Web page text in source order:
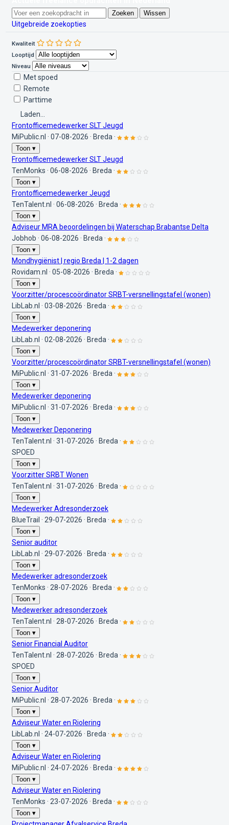
Zoeken Wissen
Uitgebreide zoekopties
Kwaliteit
Looptijd
Niveau
Met spoed
Remote
Parttime
Laden...
Frontofficemedewerker SLT Jeugd
MiPublic.nl · 07-08-2026 · Breda ·
Toon ▾
Frontofficemedewerker SLT Jeugd
TenMonks · 06-08-2026 · Breda ·
Toon ▾
Frontofficemedewerker Jeugd
TenTalent.nl · 06-08-2026 · Breda ·
Toon ▾
Adviseur MRA beoordelingen bij Waterschap Brabantse Delta
Jobhob · 06-08-2026 · Breda ·
Toon ▾
Mondhygiënist | regio Breda | 1-2 dagen
Rovidam.nl · 05-08-2026 · Breda ·
Toon ▾
Voorzitter/procescoördinator SRBT-versnellingstafel (wonen)
LibLab.nl · 03-08-2026 · Breda ·
Toon ▾
Medewerker deponering
LibLab.nl · 02-08-2026 · Breda ·
Toon ▾
Voorzitter/procescoördinator SRBT-versnellingstafel (wonen)
MiPublic.nl · 31-07-2026 · Breda ·
Toon ▾
Medewerker deponering
MiPublic.nl · 31-07-2026 · Breda ·
Toon ▾
Medewerker Deponering
TenTalent.nl · 31-07-2026 · Breda ·
SPOED
Toon ▾
Voorzitter SRBT Wonen
TenTalent.nl · 31-07-2026 · Breda ·
Toon ▾
Medewerker Adresonderzoek
BlueTrail · 29-07-2026 · Breda ·
Toon ▾
Senior auditor
LibLab.nl · 29-07-2026 · Breda ·
Toon ▾
Medewerker adresonderzoek
TenMonks · 28-07-2026 · Breda ·
Toon ▾
Medewerker adresonderzoek
TenTalent.nl · 28-07-2026 · Breda ·
Toon ▾
Senior Financial Auditor
TenTalent.nl · 28-07-2026 · Breda ·
SPOED
Toon ▾
Senior Auditor
MiPublic.nl · 28-07-2026 · Breda ·
Toon ▾
Adviseur Water en Riolering
LibLab.nl · 24-07-2026 · Breda ·
Toon ▾
Adviseur Water en Riolering
MiPublic.nl · 24-07-2026 · Breda ·
Toon ▾
Adviseur Water en Riolering
TenMonks · 23-07-2026 · Breda ·
Toon ▾